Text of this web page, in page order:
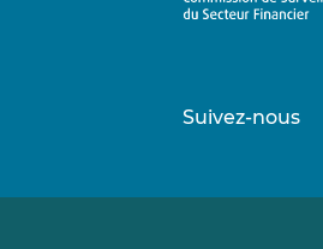
Suivez-nous